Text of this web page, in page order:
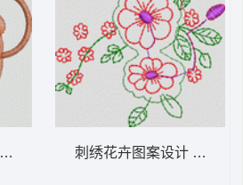
刺绣小熊图案设计 卡通童装章标贴布 刺绣花卉图案